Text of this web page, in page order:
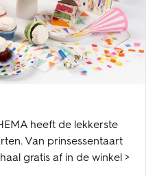
heeft de lekkerste
Van prinsessentaart
gratis af in de winkel >